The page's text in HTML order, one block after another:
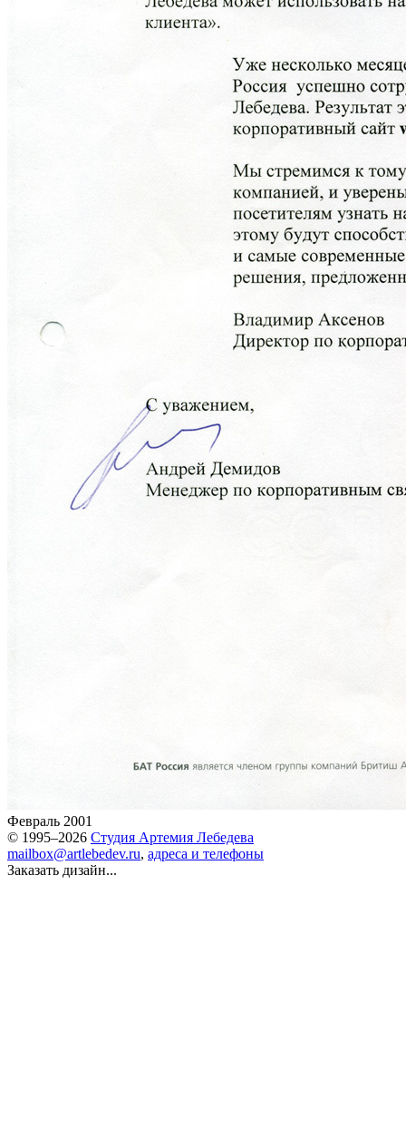
Февраль 2001
© 1995–2026 Студия Артемия Лебедева
mailbox@artlebedev.ru, адреса и телефоны
Заказать дизайн...